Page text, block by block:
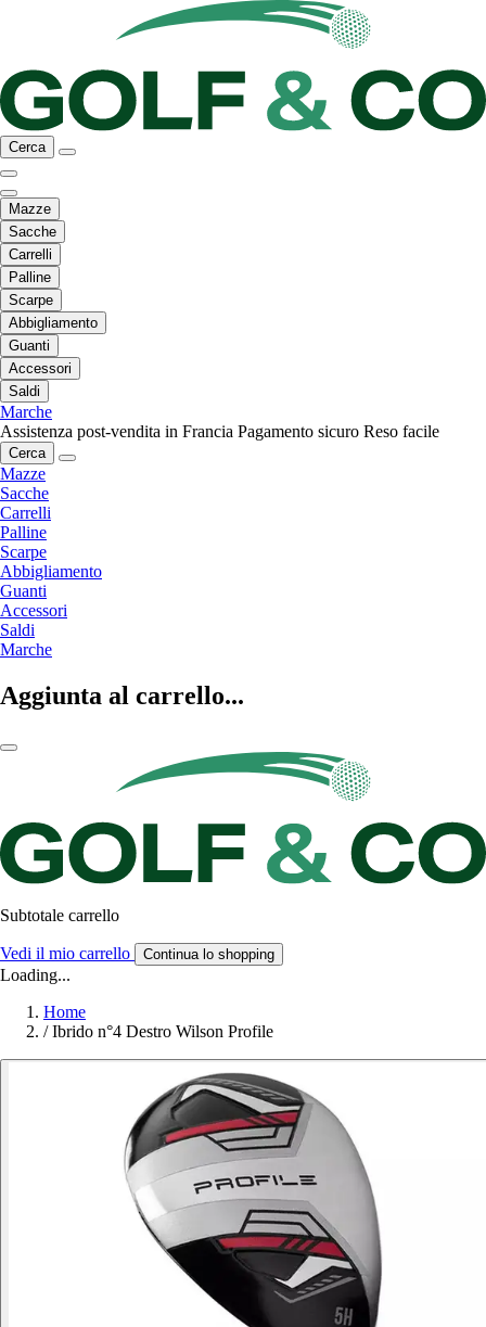
Cerca
Mazze
Sacche
Carrelli
Palline
Scarpe
Abbigliamento
Guanti
Accessori
Saldi
Marche
Assistenza post-vendita in Francia Pagamento sicuro Reso facile
Cerca
Mazze
Sacche
Carrelli
Palline
Scarpe
Abbigliamento
Guanti
Accessori
Saldi
Marche
Aggiunta al carrello...
Subtotale carrello
Vedi il mio carrello Continua lo shopping
Loading...
Home
/ Ibrido n°4 Destro Wilson Profile